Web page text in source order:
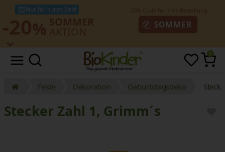
Nur für kurze Zeit!
SOMMER
0
Feste Dekoration Geburtstagsdeko
Stecker Zahl 1, Grimm´s